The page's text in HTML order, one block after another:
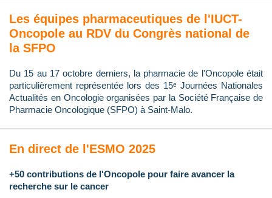
Les équipes pharmaceutiques de l'IUCT-
Oncopole au RDV du Congrès national de
la SFPO
Du 15 au 17 octobre derniers, la pharmacie de l'Oncopole était
particulièrement représentée lors des 15ᵉ Journées Nationales
Actualités en Oncologie organisées par la Société Française de
Pharmacie Oncologique (SFPO) à Saint-Malo.
En direct de l'ESMO 2025
+50 contributions de l'Oncopole pour faire avancer la
recherche sur le cancer